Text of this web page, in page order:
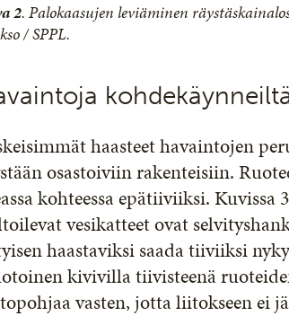
2. Palokaasujen leviäminen
/ SPPL.
haasteet havaintojen
osastoiviin rakenteisiin.
kohteessa epätiiviiksi.
vesikatteet ovat
haastaviksi saada tiiviiksi
kivivilla tiivisteenä
vasten, jotta liitokseen ei